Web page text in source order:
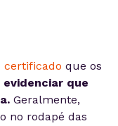
certificado que os
evidenciar que
Geralmente,
no rodapé das